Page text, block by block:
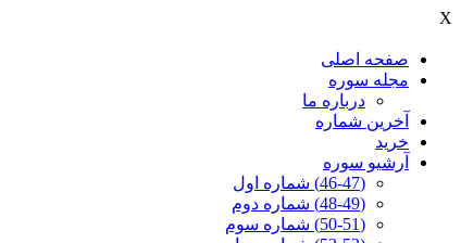
X
صفحه اصلی
مجله سوره
درباره ما
آخرين شماره
خرید
آرشیو سوره
(46-47) شماره اول
(48-49) شماره دوم
(50-51) شماره سوم